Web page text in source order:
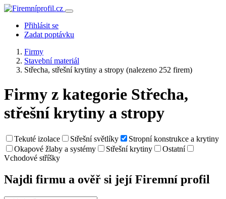
Přihlásit se
Zadat poptávku
Firmy
Stavební materiál
Střecha, střešní krytiny a stropy (nalezeno 252 firem)
Firmy z kategorie Střecha,
střešní krytiny a stropy
Tekuté izolace Střešní světlíky
Stropní konstrukce a krytiny
Okapové žlaby a systémy
Střešní krytiny
Ostatní
Vchodové stříšky
Najdi firmu a ověř si její Firemní profil